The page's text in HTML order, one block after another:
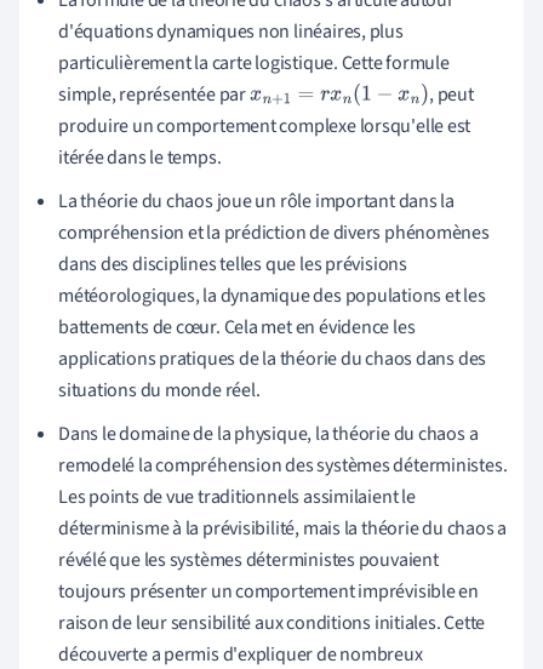
d'équations dynamiques non linéaires, plus
particulièrement la carte logistique. Cette formule
simple, représentée parxn+1= rxn(1−xn)
, peut
produire un comportement complexe lorsqu'elle est
itérée dans le temps.
La théorie du chaos joue un rôle important dans la
compréhension et la prédiction de divers phénomènes
dans des disciplines telles que les prévisions
météorologiques, la dynamique des populations et les
battements de cœur. Cela met en évidence les
applications pratiques de la théorie du chaos dans des
situations du monde réel.
Dans le domaine de la physique, la théorie du chaos a
remodelé la compréhension des systèmes déterministes.
Les points de vue traditionnels assimilaient le
déterminisme à la prévisibilité, mais la théorie du chaos a
révélé que les systèmes déterministes pouvaient
toujours présenter un comportement imprévisible en
raison de leur sensibilité aux conditions initiales. Cette
découverte a permis d'expliquer de nombreux